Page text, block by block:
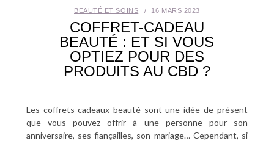
BEAUTÉ ET SOINS 16 MARS 2023
COFFRET-CADEAU
BEAUTÉ : ET SI VOUS
OPTIEZ POUR DES
PRODUITS AU CBD ?
Les coffrets-cadeaux beauté sont une idée de présent
que vous pouvez offrir à une personne pour son
anniversaire, ses fiançailles, son mariage… Cependant, si